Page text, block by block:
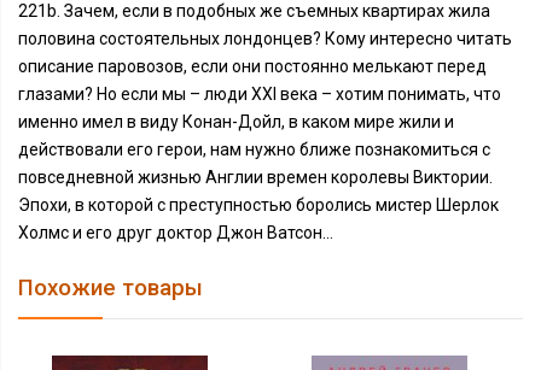
221b. Зачем, если в подобных же съемных квартирах жила
половина состоятельных лондонцев? Кому интересно читать
описание паровозов, если они постоянно мелькают перед
глазами? Но если мы – люди XXI века – хотим понимать, что
именно имел в виду Конан-Дойл, в каком мире жили и
действовали его герои, нам нужно ближе познакомиться с
повседневной жизнью Англии времен королевы Виктории.
Эпохи, в которой с преступностью боролись мистер Шерлок
Холмс и его друг доктор Джон Ватсон…
Похожие товары